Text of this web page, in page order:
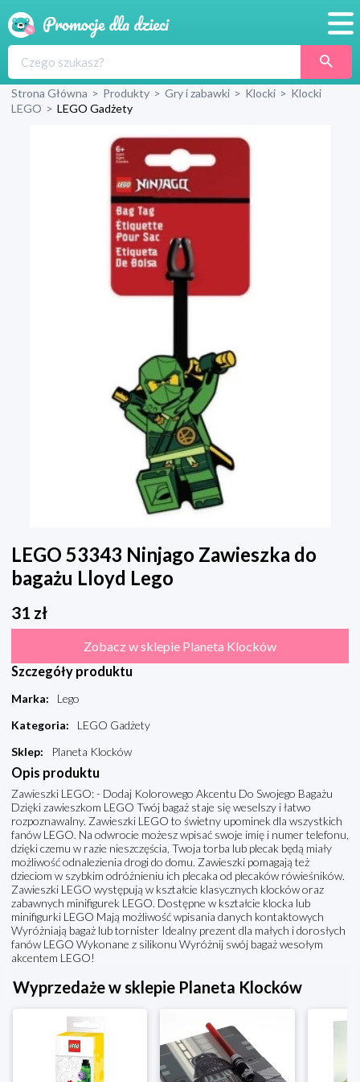
Produkty
Sklepy
Blog
Wyprawka
Strona Główna > Produkty > Gry i zabawki > Klocki > Klocki
LEGO > LEGO Gadżety
LEGO 53343 Ninjago Zawieszka do
bagażu Lloyd Lego
31 zł
Zobacz w sklepie Planeta Klocków
Szczegóły produktu
Marka:
Lego
Kategoria:
LEGO Gadżety
Sklep: Planeta Klocków
Opis produktu
Zawieszki LEGO: - Dodaj Kolorowego Akcentu Do Swojego Bagażu
Dzięki zawieszkom LEGO Twój bagaż staje się weselszy i łatwo
rozpoznawalny. Zawieszki LEGO to świetny upominek dla wszystkich
fanów LEGO. Na odwrocie możesz wpisać swoje imię i numer telefonu,
dzięki czemu w razie nieszczęścia, Twoja torba lub plecak będą miały
możliwość odnalezienia drogi do domu. Zawieszki pomagają też
dzieciom w szybkim odróżnieniu ich plecaka od plecaków rówieśników.
Zawieszki LEGO występują w kształcie klasycznych klocków oraz
zabawnych minifigurek LEGO. Dostępne w kształcie klocka lub
minifigurki LEGO Mają możliwość wpisania danych kontaktowych
Wyróżniają bagaż lub tornister Idealny prezent dla małych i dorosłych
fanów LEGO Wykonane z silikonu Wyróżnij swój bagaż wesołym
akcentem LEGO!
Wyprzedaże w sklepie Planeta Klocków